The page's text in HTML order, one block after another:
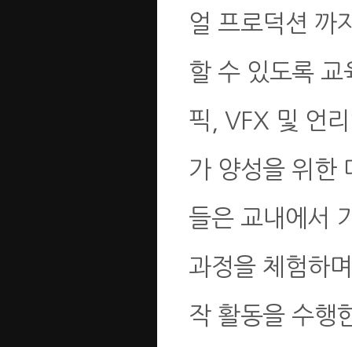
얼 프로덕션 까
할 수 있도록 교
픽, VFX 및 언
가 양성을 위한
들은 교내에서
과정을 체험하
작 활동을 수행